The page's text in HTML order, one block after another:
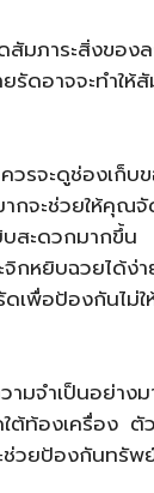
สัมภาระสิ่งของ
ยรัดอาจจะทำใ
ควรจะดูช่องเก็บ
กจะช่วยให้คุณจั
ยิบสะดวกมาก
ะจิกหยิบฉวยไ
เพื่อป้องกันไม่ใ
มจำเป็นอย่างม
ต้ท้องเครื่อง
ช่วยป้องกันทรั